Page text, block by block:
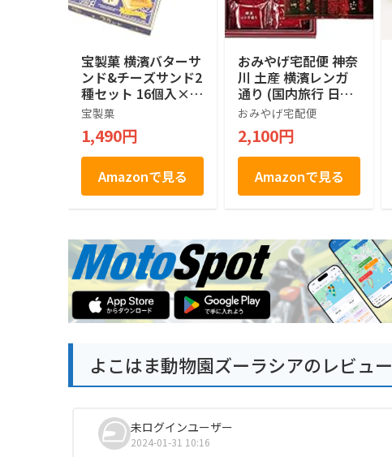
宝製菓 横濱バターサ
ンド&チーズサンド2
種セット 16個入×2
箱
宝製菓
1,490円
Amazonで見る
おみやげ宅配便 神奈
川 土産 横濱レンガ
通り (国内旅行 日本
神奈川 お土産）
おみやげ宅配便
2,100円
Amazonで見る
よこはま動物園ズーラシアのレビュー
未ログインユーザー
2024-01-31 10:16